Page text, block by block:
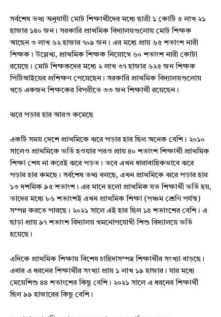
সর্বশেষ তথ্য অনুযায়ী মোট শিক্ষার্থীদের মধ্যে ছাত্রী ১ কোটি ৫ লাখ ২১
হাজার ১৪০ জন। সরকারি প্রাথমিক বিদ্যালয়গুলোয় মোট শিক্ষক
আছেন ৩ লাখ ৬২ হাজার ৭০৯ জন। এর মধ্যে প্রায় ৬৫ শতাংশ নারী
শিক্ষক। উল্লেখ্য, প্রাথমিক শিক্ষক নিয়োগে ৬০ শতাংশ নারী কোটা
রয়েছে। মোট শিক্ষকদের মধ্যে ২ লাখ ৩৭ হাজার ৬২৫ জন শিক্ষক
পিটিআইয়ের প্রশিক্ষণ পেয়েছেন। সরকারি প্রাথমিক বিদ্যালয়গুলোয়
গড়ে একজন শিক্ষকের বিপরীতে ৩৩ জন শিক্ষার্থী রয়েছেন।
ঝরে পড়ার হার আরও কমেছে
একটি সময় দেশে প্রাথমিকে ঝরে পড়ার হার ছিল অনেক বেশি। ২০১০
সালেও প্রাথমিকে ভর্তি হওয়ার পরও প্রায় ৪০ শতাংশ শিক্ষার্থী প্রাথমিক
শিক্ষা শেষ না করেই ঝরে পড়ত। তবে এখন ধারাবাহিকভাবে ঝরে
পড়ার হার কমছে। সর্বশেষ তথ্য বলছে, এখন প্রাথমিকে ঝরে পড়ার হার
১৩ দশমিক ৯৫ শতাংশ। এর মানে হলো প্রাথমিক যত শিক্ষার্থী ভর্তি হয়,
তাদের মধ্যে ৮৬ শতাংশই এখন প্রাথমিক শিক্ষা (পঞ্চম শ্রেণি পর্যন্ত)
সম্পন্ন করতে পারছে। ২০২১ সালে এই হার ছিল ১৪ শতাংশের বেশি। এ
ছাড়া প্রায় ৯৭ শতাংশ বিদ্যালয় গমনোপযোগী শিশু বিদ্যালয়ে ভর্তি
হয়েছে।
এদিকে প্রাথমিক শিক্ষায় বিশেষ চাহিদাসম্পন্ন শিক্ষার্থীর সংখ্যা বাড়ছে।
এবার এ ধরনের শিক্ষার্থীর সংখ্যা প্রায় ১ লাখ ১৯ হাজার। যার মধ্যে
মেয়েশিশু ৪৪ শতাংশের কিছু বেশি। ২০২১ সালে এ ধরনের শিক্ষার্থী
ছিল ৯৯ হাজারের কিছু বেশি।